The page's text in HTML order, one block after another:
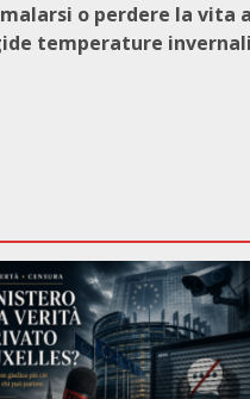
o perdere la vita
temperature